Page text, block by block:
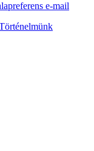
e-mail